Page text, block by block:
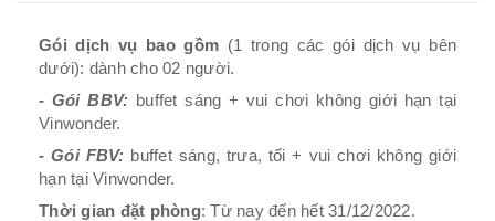
Gói dịch vụ bao gồm (1 trong các gói dịch vụ bên
dưới): dành cho 02 người.
- Gói BBV:
buffet sáng + vui chơi không giới hạn tại
Vinwonder.
- Gói FBV: buffet sáng, trưa, tối + vui chơi không giới
hạn tại Vinwonder.
Thời gian đặt phòng: Từ nay đến hết 31/12/2022.